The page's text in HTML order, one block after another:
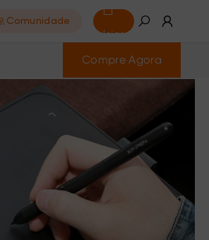
Comunidade
lojas
Compre Agora